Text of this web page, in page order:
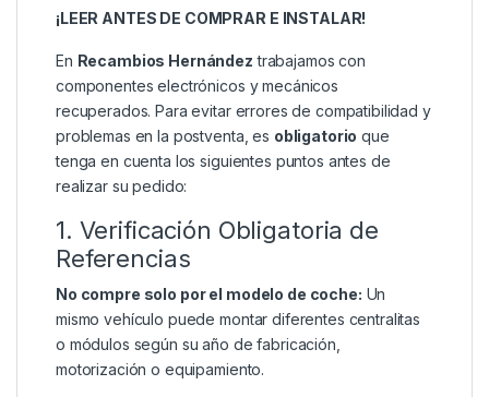
¡LEER ANTES DE COMPRAR E INSTALAR!
En Recambios Hernández trabajamos con
componentes electrónicos y mecánicos
recuperados. Para evitar errores de compatibilidad y
problemas en la postventa, es obligatorio que
tenga en cuenta los siguientes puntos antes de
realizar su pedido:
1. Verificación Obligatoria de
Referencias
No compre solo por el modelo de coche: Un
mismo vehículo puede montar diferentes centralitas
o módulos según su año de fabricación,
motorización o equipamiento.